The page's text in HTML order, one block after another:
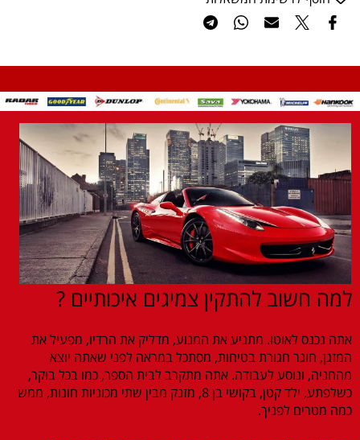
למה חשוב להתקין צמיגים איכותיים ?
אתה נכנס לאוטו. מתניע את המנוע, מדליק את הרדיו, מפעיל את
המזגן, חוגר חגורת בטיחות, מסתכל במראה לפני שאתה יוצא
מהחניה, ונוסע לעבודה. אתה מתקרב לבית הספר, כמו בכל בוקר,
כשלפתע, ילד קטן, בקושי בן 8, מזנק מבין שתי מכוניות חונות, ממש
כמה מטרים לפניך.